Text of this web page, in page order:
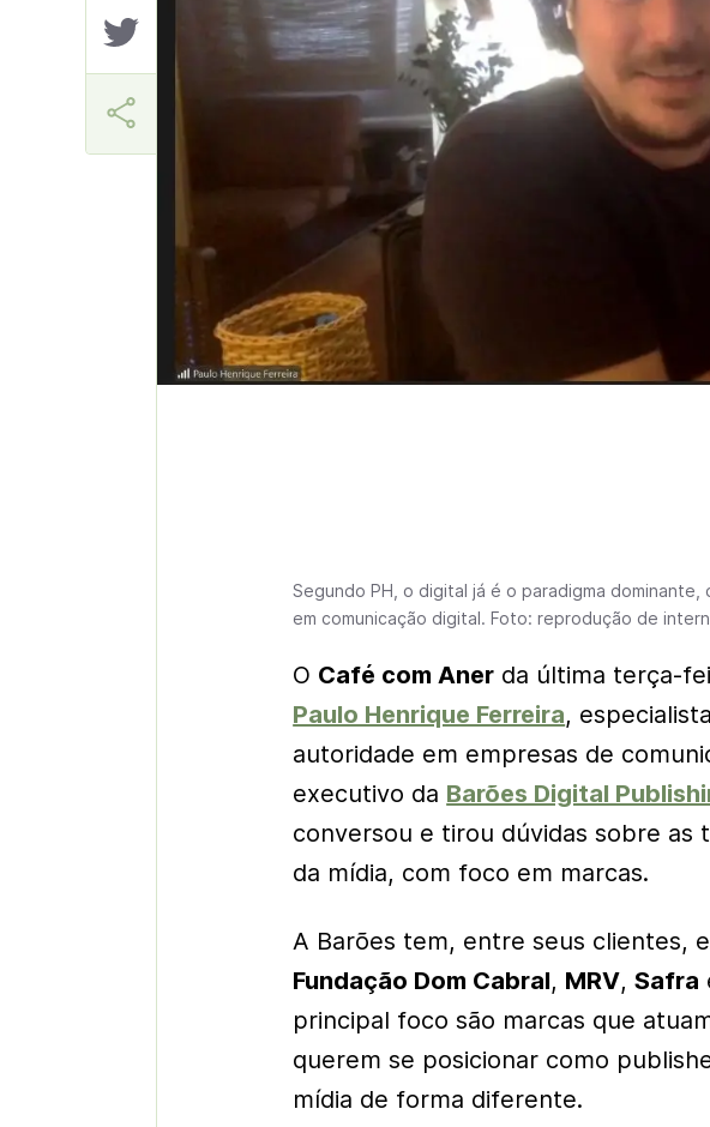
Márcia Miranda
Segundo PH, o digital já é o paradigma
em comunicação digital. Foto: reprodução de
O Café com Aner da última terça-
Paulo Henrique Ferreira,
autoridade em empresas de
executivo da Barões Digital
conversou e tirou dúvidas sobre as
da mídia, com foco em marcas.
A Barões tem, entre seus clientes,
Fundação Dom Cabral, MRV,Safra
principal foco são marcas que
querem se posicionar como
mídia de forma diferente.